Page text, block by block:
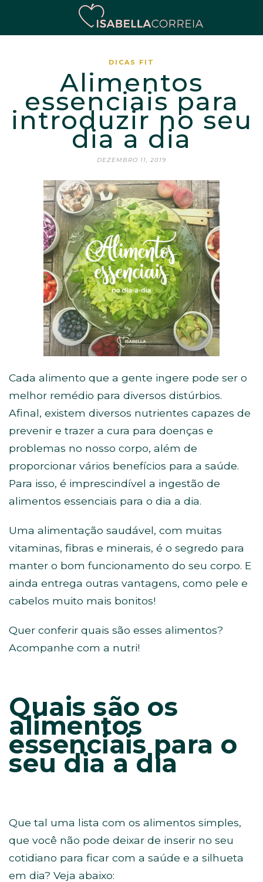
DICAS FIT
Alimentos
essenciais para
introduzir no seu
dia a dia
DEZEMBRO 11, 2019
Cada alimento que a gente ingere pode ser o
melhor remédio para diversos distúrbios.
Afinal, existem diversos nutrientes capazes de
prevenir e trazer a cura para doenças e
problemas no nosso corpo, além de
proporcionar vários benefícios para a saúde.
Para isso, é imprescindível a ingestão de
alimentos essenciais para o dia a dia.
Uma alimentação saudável, com muitas
vitaminas, fibras e minerais, é o segredo para
manter o bom funcionamento do seu corpo. E
ainda entrega outras vantagens, como pele e
cabelos muito mais bonitos!
Quer conferir quais são esses alimentos?
Acompanhe com a nutri!
Quais são os
alimentos
essenciais para o
seu dia a dia
Que tal uma lista com os alimentos simples,
que você não pode deixar de inserir no seu
cotidiano para ficar com a saúde e a silhueta
em dia? Veja abaixo: